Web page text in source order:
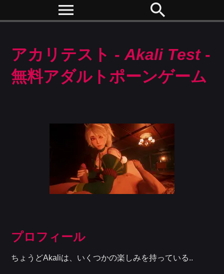
menu search
アカリテスト -Akali Test-
無料アダルトポーンゲーム
プロフィール
ちょうどAkaliは、いくつかの楽しみを持っている..